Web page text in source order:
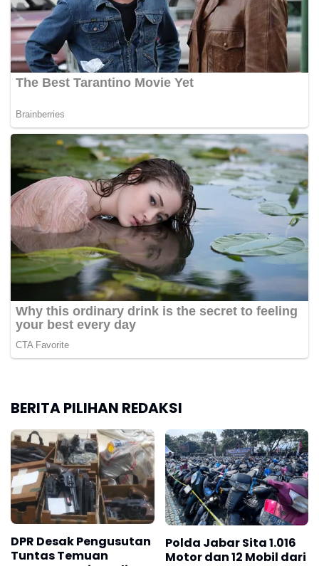
BERITA PILIHAN REDAKSI
DPR Desak Pengusutan
Tuntas Temuan
Polda Jabar Sita 1.016
Motor dan 12 Mobil dari